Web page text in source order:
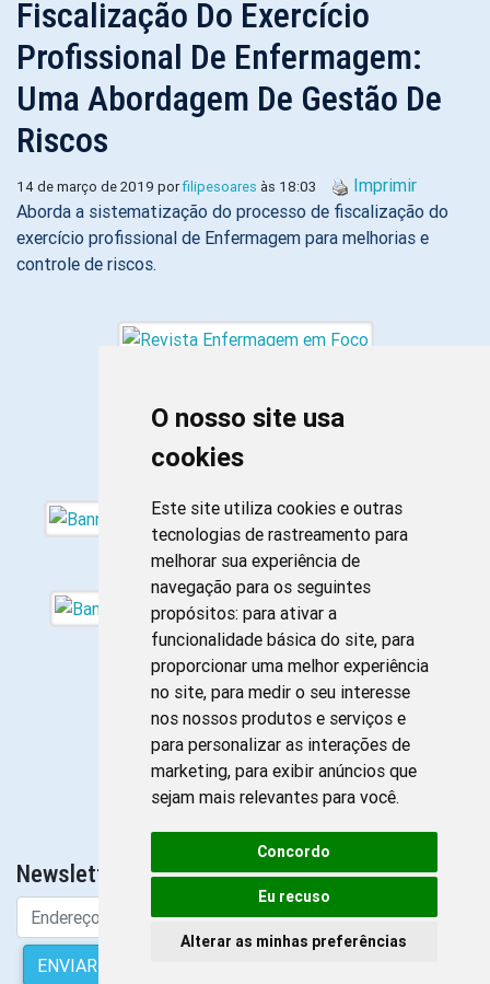
O nosso site usa
cookies
Este site utiliza cookies e outras
tecnologias de rastreamento para
melhorar sua experiência de
navegação para os seguintes
propósitos: para ativar a
funcionalidade básica do site, para
proporcionar uma melhor experiência
no site, para medir o seu interesse
nos nossos produtos e serviços e
para personalizar as interações de
marketing, para exibir anúncios que
sejam mais relevantes para você.
Concordo
Eu recuso
Alterar as minhas preferências
Fiscalização Do Exercício
Profissional De Enfermagem:
Uma Abordagem De Gestão De
Riscos
14 de março de 2019 porfilipesoares às 18:03
Imprimir
Aborda a sistematização do processo de fiscalização do
exercício profissional de Enfermagem para melhorias e
controle de riscos.
Newsletter da Enfermagem
ENVIAR